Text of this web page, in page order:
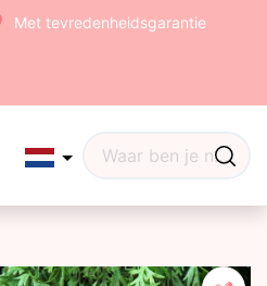
Met tevredenheidsgarantie